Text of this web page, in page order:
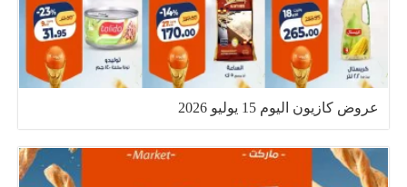
عروض كازيون اليوم 15 يوليو 2026